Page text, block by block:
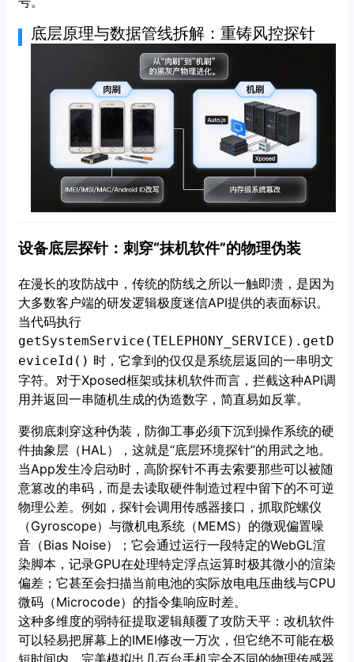
底层原理与数据管线拆解：重铸风控探针
设备底层探针：刺穿“抹机软件”的物理伪装
在漫长的攻防战中，传统的防线之所以一触即溃，是因为
大多数客户端的研发逻辑极度迷信API提供的表面标识。
当代码执行
getSystemService(TELEPHONY_SERVICE).getD
eviceId() 时，它拿到的仅仅是系统层返回的一串明文
字符。对于Xposed框架或抹机软件而言，拦截这种API调
用并返回一串随机生成的伪造数字，简直易如反掌。
要彻底刺穿这种伪装，防御工事必须下沉到操作系统的硬
件抽象层（HAL），这就是“底层环境探针”的用武之地。
当App发生冷启动时，高阶探针不再去索要那些可以被随
意篡改的串码，而是去读取硬件制造过程中留下的不可逆
物理公差。例如，探针会调用传感器接口，抓取陀螺仪
（Gyroscope）与微机电系统（MEMS）的微观偏置噪
音（Bias Noise）；它会通过运行一段特定的WebGL渲
染脚本，记录GPU在处理特定浮点运算时极其微小的渲染
偏差；它甚至会扫描当前电池的实际放电电压曲线与CPU
微码（Microcode）的指令集响应时差。
这种多维度的弱特征提取逻辑颠覆了攻防天平：改机软件
可以轻易把屏幕上的IMEI修改一万次，但它绝不可能在极